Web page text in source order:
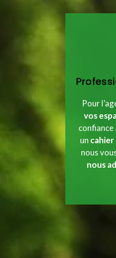
Pour
vos
confiance
un cahier
nous
nous